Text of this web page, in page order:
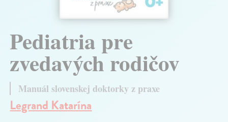
Pediatria pre
zvedavých rodičov
Manuál slovenskej doktorky z praxe
Legrand Katarína